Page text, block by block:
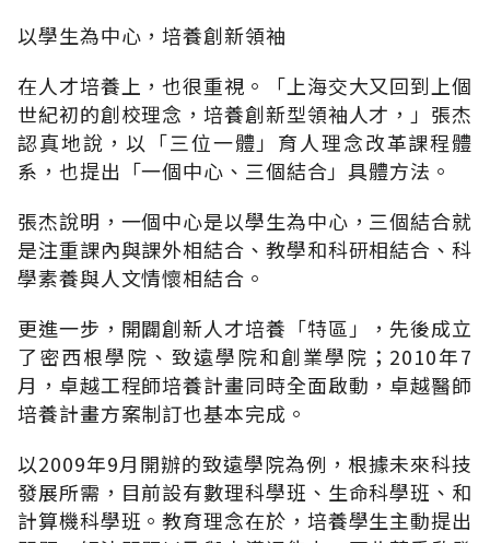
以學生為中心，培養創新領袖
在人才培養上，也很重視。「上海交大又回到上個
世紀初的創校理念，培養創新型領袖人才，」張杰
認真地說，以「三位一體」育人理念改革課程體
系，也提出「一個中心、三個結合」具體方法。
張杰說明，一個中心是以學生為中心，三個結合就
是注重課內與課外相結合、教學和科研相結合、科
學素養與人文情懷相結合。
更進一步，開闢創新人才培養「特區」，先後成立
了密西根學院、致遠學院和創業學院；2010年7
月，卓越工程師培養計畫同時全面啟動，卓越醫師
培養計畫方案制訂也基本完成。
以2009年9月開辦的致遠學院為例，根據未來科技
發展所需，目前設有數理科學班、生命科學班、和
計算機科學班。教育理念在於，培養學生主動提出